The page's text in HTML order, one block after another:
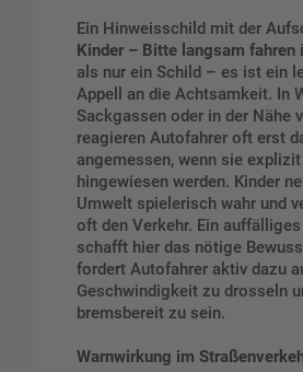
Ein Hinweisschild mit der
Kinder – Bitte langsam fahren
als nur ein Schild – es ist ein
Appell an die Achtsamkeit. In
Sackgassen oder in der Nähe
reagieren Autofahrer oft erst
angemessen, wenn sie
hingewiesen werden. Kinder
Umwelt spielerisch wahr und
oft den Verkehr. Ein
schafft hier das nötige
fordert Autofahrer aktiv dazu
Geschwindigkeit zu drosseln
bremsbereit zu sein.
Warnwirkung im